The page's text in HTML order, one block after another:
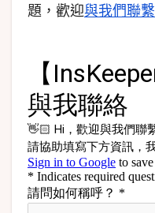
題，歡迎與我們聯繫